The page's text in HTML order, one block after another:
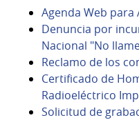
Agenda Web para
Denuncia por
Nacional "No
Reclamo de los
Certificado de
Radioeléctrico
Solicitud de